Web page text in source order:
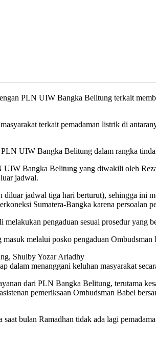
PLN UIW Bangka Belitung terkait
terkait pemadaman listrik di
UIW Bangka Belitung dalam rangka
Bangka Belitung yang diwakili oleh
jadwal.
jadwal tiga hari berturut), sehingga ini
Sumatera-Bangka karena persoalan
pengaduan sesuai prosedur yang
melalui posko pengaduan
Shulby Yozar Ariadhy
dalam menanggani keluhan masyarakat
dari PLN Bangka Belitung, terutama
pemeriksaan Ombudsman Babel
bulan Ramadhan tidak ada lagi